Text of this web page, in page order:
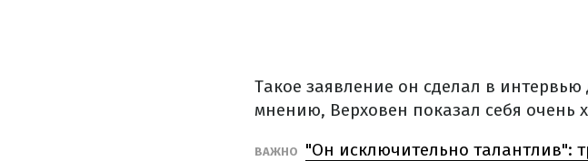
Такое заявление он сделал в интервью
мнению, Верховен показал себя очень
ВАЖНО
"Он исключительно талантлив":